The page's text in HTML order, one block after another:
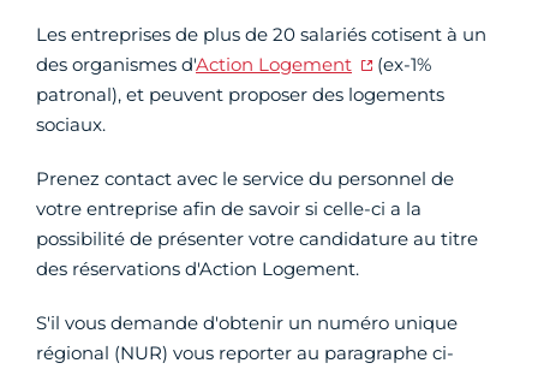
Les entreprises de plus de 20 salariés cotisent à un
des organismes d'Action Logement
(ex-1%
patronal), et peuvent proposer des logements
sociaux.
Prenez contact avec le service du personnel de
votre entreprise afin de savoir si celle-ci a la
possibilité de présenter votre candidature au titre
des réservations d'Action Logement.
S'il vous demande d'obtenir un numéro unique
régional (NUR) vous reporter au paragraphe ci-